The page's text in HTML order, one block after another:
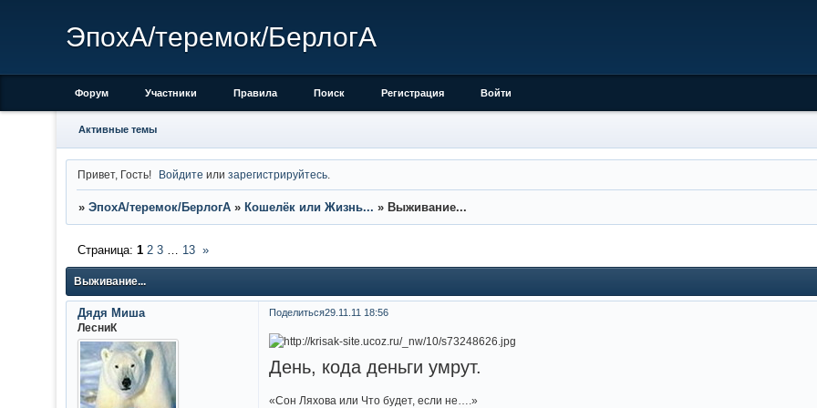
ЭпохА/теремок/БерлогА
Форум Участники Правила Поиск Регистрация Войти
Активные темы
Привет, Гость! Войдите илизарегистрируйтесь
» ЭпохА/теремок/БерлогА » Кошелёк или Жизнь... » Выживание...
Выживание...
Страница: 1 2 3 … 13 »
Поделиться29.11.11 18:56
Дядя Миша
ЛесниК
День, кода деньги умрут.
«Сон Ляхова или Что будет, если не….»